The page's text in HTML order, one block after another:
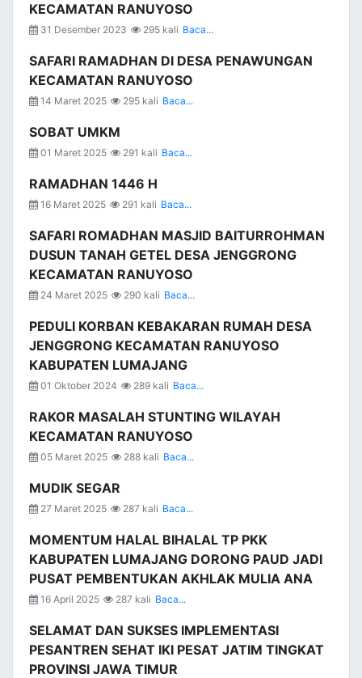
KECAMATAN RANUYOSO
31 Desember 2023 295 kali Baca...
SAFARI RAMADHAN DI DESA PENAWUNGAN
KECAMATAN RANUYOSO
14 Maret 2025 295 kali Baca...
SOBAT UMKM
01 Maret 2025 291 kali Baca...
RAMADHAN 1446 H
16 Maret 2025 291 kali Baca...
SAFARI ROMADHAN MASJID BAITURROHMAN
DUSUN TANAH GETEL DESA JENGGRONG
KECAMATAN RANUYOSO
24 Maret 2025 290 kali Baca...
PEDULI KORBAN KEBAKARAN RUMAH DESA
JENGGRONG KECAMATAN RANUYOSO
KABUPATEN LUMAJANG
01 Oktober 2024 289 kali Baca...
RAKOR MASALAH STUNTING WILAYAH
KECAMATAN RANUYOSO
05 Maret 2025 288 kali Baca...
MUDIK SEGAR
27 Maret 2025 287 kali Baca...
MOMENTUM HALAL BIHALAL TP PKK
KABUPATEN LUMAJANG DORONG PAUD JADI
PUSAT PEMBENTUKAN AKHLAK MULIA ANA
16 April 2025 287 kali Baca...
SELAMAT DAN SUKSES IMPLEMENTASI
PESANTREN SEHAT IKI PESAT JATIM TINGKAT
PROVINSI JAWA TIMUR